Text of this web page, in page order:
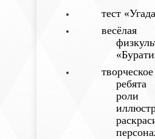
тест
весёлая
роли